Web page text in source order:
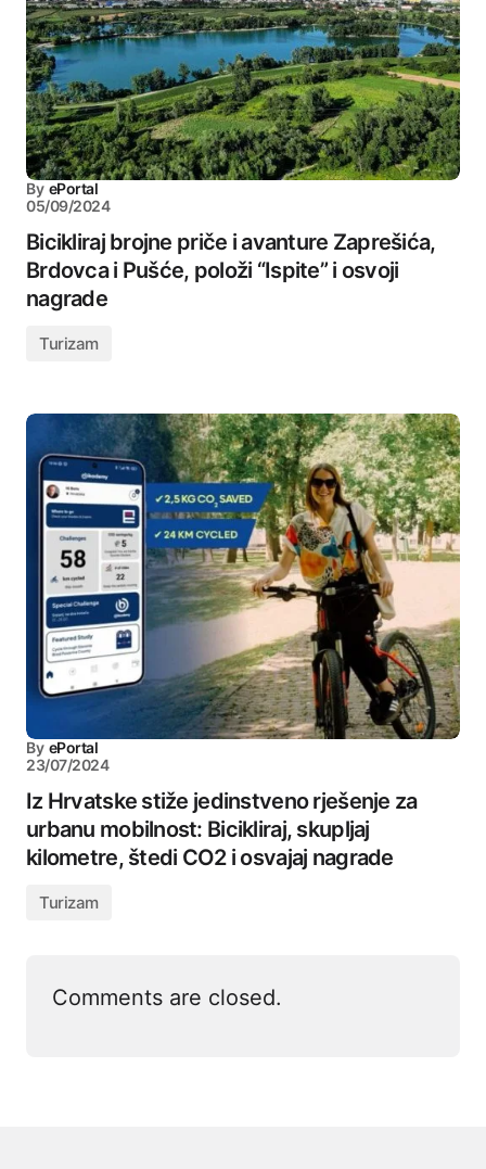
By ePortal
05/09/2024
Bicikliraj brojne priče i avanture Zaprešića,
Brdovca i Pušće, položi “Ispite” i osvoji
nagrade
Turizam
By ePortal
23/07/2024
Iz Hrvatske stiže jedinstveno rješenje za
urbanu mobilnost: Bicikliraj, skupljaj
kilometre, štedi CO2 i osvajaj nagrade
Turizam
Comments are closed.